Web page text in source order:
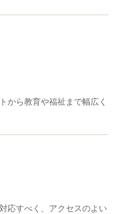
から教育や福祉まで幅広く
応すべく、アクセスのよい